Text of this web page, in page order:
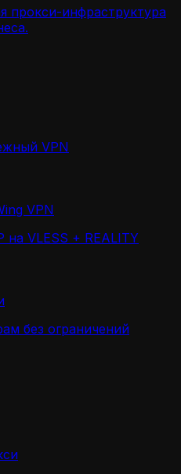
прокси-инфраструктура
VPN
VPN
на VLESS + REALITY
без ограничений